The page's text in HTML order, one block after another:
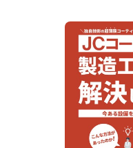
『JCコートP』は
の機能があります。
※ DLCとは、ダイ
＊適応基材＊
ステンレスなど
ですが、不向きな